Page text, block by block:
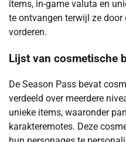
items, in-game valuta en
te ontvangen terwijl ze door
vorderen.
Lijst van cosmetische
De Season Pass bevat
verdeeld over meerdere
unieke items, waaronder
karakteremotes. Deze